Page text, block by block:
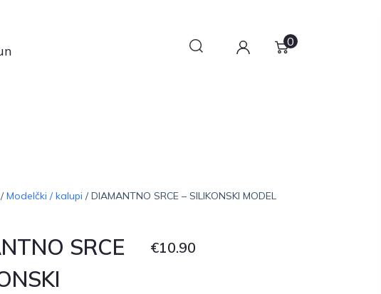
0
/Modelčki / kalupi / DIAMANTNO SRCE – SILIKONSKI MODEL
SRCE
€10.90